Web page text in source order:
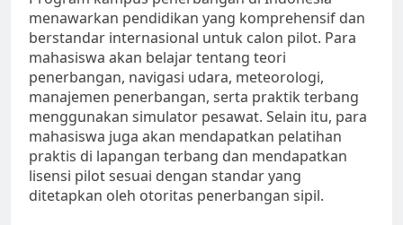
menawarkan pendidikan yang komprehensif dan
berstandar internasional untuk calon pilot. Para
mahasiswa akan belajar tentang teori
penerbangan, navigasi udara, meteorologi,
manajemen penerbangan, serta praktik terbang
menggunakan simulator pesawat. Selain itu, para
mahasiswa juga akan mendapatkan pelatihan
praktis di lapangan terbang dan mendapatkan
lisensi pilot sesuai dengan standar yang
ditetapkan oleh otoritas penerbangan sipil.